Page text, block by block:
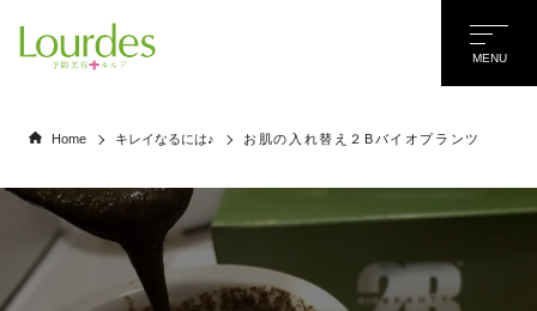
MENU
Home キレイなるには♪ お肌の入れ替え２Bバイオプランツ